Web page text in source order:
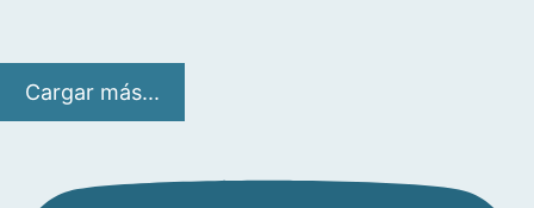
Cargar más...